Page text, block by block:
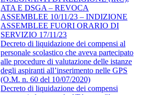
ATA E DSGA – REVOCA
ASSEMBLEE 10/11/23 – INDIZIONE
ASSEMBLEE FUORI ORARIO DI
SERVIZIO 17/11/23
Decreto di liquidazione dei compensi al
personale scolastico che aveva partecipato
alle procedure di valutazione delle istanze
degli aspiranti all’inserimento nelle GPS
(O.M. n. 60 del 10/07/2020)
Decreto di liquidazione dei compensi